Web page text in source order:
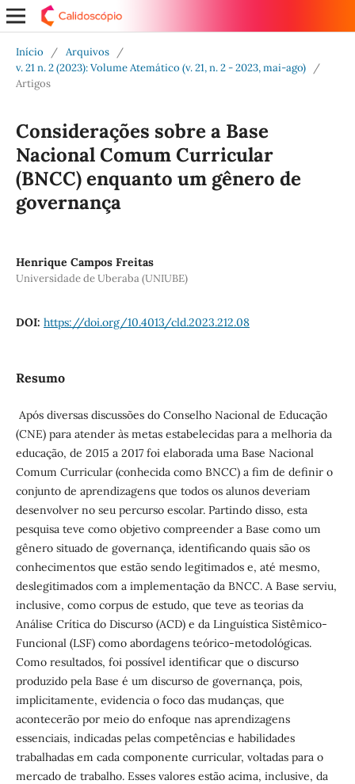
Início / Arquivos
/
v. 21 n. 2 (2023): Volume Atemático (v. 21, n. 2 - 2023, mai-ago)
/
Artigos
Considerações sobre a Base
Nacional Comum Curricular
(BNCC) enquanto um gênero de
governança
Henrique Campos Freitas
Universidade de Uberaba (UNIUBE)
DOI: https://doi.org/10.4013/cld.2023.212.08
Resumo
Após diversas discussões do Conselho Nacional de Educação
(CNE) para atender às metas estabelecidas para a melhoria da
educação, de 2015 a 2017 foi elaborada uma Base Nacional
Comum Curricular (conhecida como BNCC) a fim de definir o
conjunto de aprendizagens que todos os alunos deveriam
desenvolver no seu percurso escolar. Partindo disso, esta
pesquisa teve como objetivo compreender a Base como um
gênero situado de governança, identificando quais são os
conhecimentos que estão sendo legitimados e, até mesmo,
deslegitimados com a implementação da BNCC. A Base serviu,
inclusive, como corpus de estudo, que teve as teorias da
Análise Crítica do Discurso (ACD) e da Linguística Sistêmico-
Funcional (LSF) como abordagens teórico-metodológicas.
Como resultados, foi possível identificar que o discurso
produzido pela Base é um discurso de governança, pois,
implicitamente, evidencia o foco das mudanças, que
acontecerão por meio do enfoque nas aprendizagens
essenciais, indicadas pelas competências e habilidades
trabalhadas em cada componente curricular, voltadas para o
mercado de trabalho. Esses valores estão acima, inclusive, da